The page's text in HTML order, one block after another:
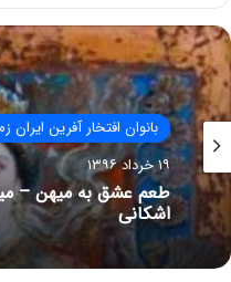
بانوان افتخار آفرین ایران
۱۹ خرداد ۱۳۹۶
طعم عشق به میهن –
اشکانی